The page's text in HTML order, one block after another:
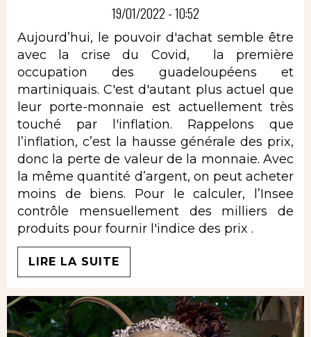
19/01/2022 - 10:52
Aujourd’hui, le pouvoir d'achat semble être
avec la crise du Covid, la première
occupation des guadeloupéens et
martiniquais. C'est d'autant plus actuel que
leur porte-monnaie est actuellement très
touché par l'inflation. Rappelons que
l’inflation, c’est la hausse générale des prix,
donc la perte de valeur de la monnaie. Avec
la même quantité d’argent, on peut acheter
moins de biens. Pour le calculer, l’Insee
contrôle mensuellement des milliers de
produits pour fournir l'indice des prix .
LIRE LA SUITE